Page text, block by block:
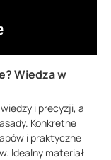
Wiedza w
i precyzji, a
Konkretne
i praktyczne
Idealny materiał